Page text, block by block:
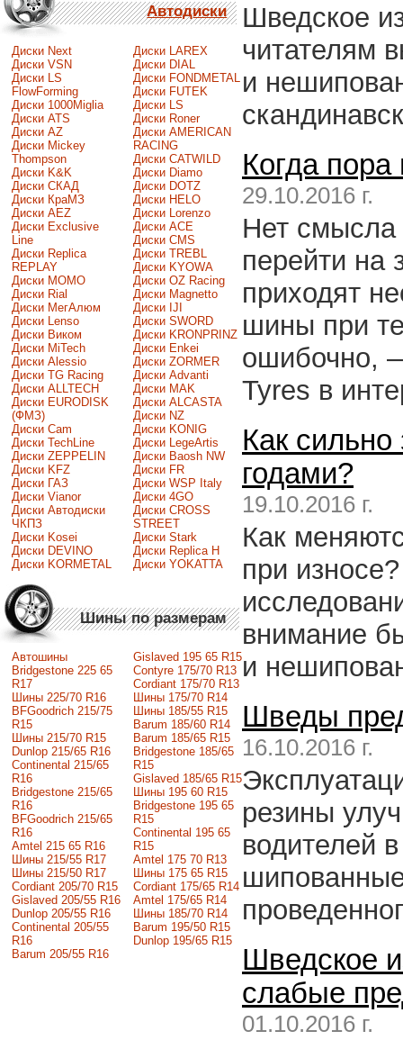
Автодиски
Диски Next
Диски VSN
Диски LS
FlowForming
Диски 1000Miglia
Диски ATS
Диски AZ
Диски Mickey
Thompson
Диски K&K
Диски СКАД
Диски КраМЗ
Диски AEZ
Диски Exclusive
Line
Диски Replica
REPLAY
Диски MOMO
Диски Rial
Диски МегАлюм
Диски Lenso
Диски Виком
Диски MiTech
Диски Alessio
Диски TG Racing
Диски ALLTECH
Диски EURODISK
(ФМЗ)
Диски Cam
Диски TechLine
Диски ZEPPELIN
Диски KFZ
Диски ГАЗ
Диски Vianor
Диски Автодиски
ЧКПЗ
Диски Kosei
Диски DEVINO
Диски KORMETAL
Диски LAREX
Диски DIAL
Диски FONDMETAL
Диски FUTEK
Диски LS
Диски Roner
Диски AMERICAN
RACING
Диски CATWILD
Диски Diamo
Диски DOTZ
Диски HELO
Диски Lorenzo
Диски ACE
Диски CMS
Диски TREBL
Диски KYOWA
Диски OZ Racing
Диски Magnetto
Диски IJI
Диски SWORD
Диски KRONPRINZ
Диски Enkei
Диски ZORMER
Диски Advanti
Диски MAK
Диски ALCASTA
Диски NZ
Диски KONIG
Диски LegeArtis
Диски Baosh NW
Диски FR
Диски WSP Italy
Диски 4GO
Диски CROSS
STREET
Диски Stark
Диски Replica H
Диски YOKATTA
Шины по размерам
Автошины
Bridgestone 225 65
R17
Шины 225/70 R16
BFGoodrich 215/75
R15
Шины 215/70 R15
Dunlop 215/65 R16
Continental 215/65
R16
Bridgestone 215/65
R16
BFGoodrich 215/65
R16
Amtel 215 65 R16
Шины 215/55 R17
Шины 215/50 R17
Сordiant 205/70 R15
Gislaved 205/55 R16
Dunlop 205/55 R16
Continental 205/55
R16
Barum 205/55 R16
Gislaved 195 65 R15
Contyre 175/70 R13
Cordiant 175/70 R13
Шины 175/70 R14
Шины 185/55 R15
Barum 185/60 R14
Barum 185/65 R15
Bridgestone 185/65
R15
Gislaved 185/65 R15
Шины 195 60 R15
Bridgestone 195 65
R15
Continental 195 65
R15
Amtel 175 70 R13
Шины 175 65 R15
Cordiant 175/65 R14
Amtel 175/65 R14
Шины 185/70 R14
Barum 195/50 R15
Dunlop 195/65 R15
Шведское
читателям
и
Когда
29.10.2016 г.
Нет смысла
перейти на
приходят
шины при
ошибочно,
Tyres в
Как
годами?
19.10.2016 г.
Как
при
внимание
и
Шведы
16.10.2016 г.
резины
водителей
Шведское
слабые
01.10.2016 г.